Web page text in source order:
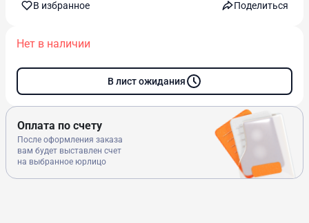
В избранноe Поделиться
Нет в наличии
В лист ожидания
Оплата по счету
После оформления заказа
вам будет выставлен счет
на выбранное юрлицо